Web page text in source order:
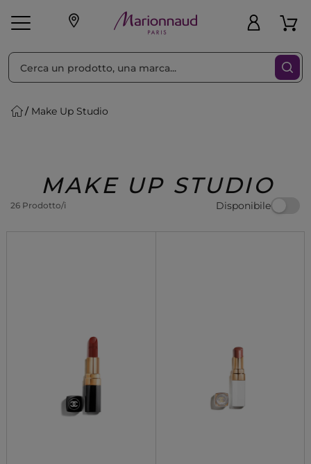
Make-up Profumi
Regalo
Make Up Studio
MAKE UP STUDIO
26 Prodotto/i Disponibile
Ordina per Filtra